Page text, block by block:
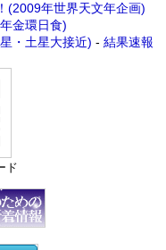
(2009年世界天文年企画)
金環日食)
・土星大接近) - 結果速報
ド